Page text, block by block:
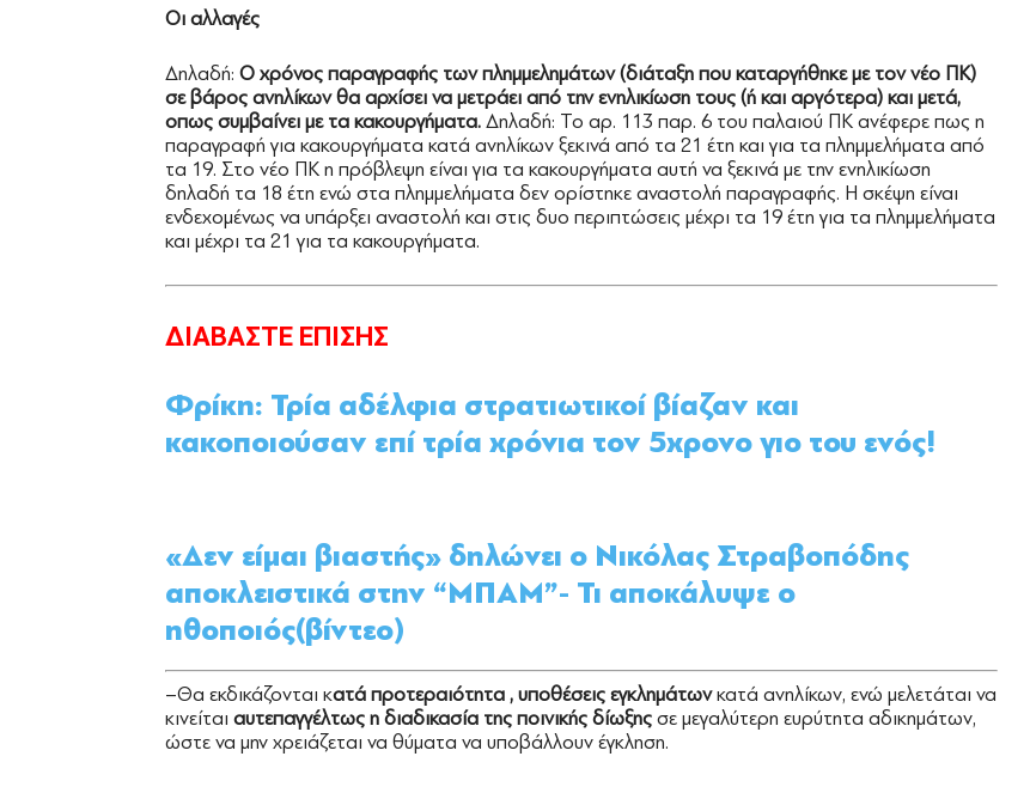
Οι αλλαγές
Δηλαδή: Ο χρόνος παραγραφής των πλημμελημάτων (διάταξη που καταργήθηκε με τον νέο ΠΚ)
σε βάρος ανηλίκων θα αρχίσει να μετράει από την ενηλικίωση τους (ή και αργότερα) και μετά,
οπως συμβαίνει με τα κακουργήματα. Δηλαδή: Το αρ. 113 παρ. 6 του παλαιού ΠΚ ανέφερε πως η
παραγραφή για κακουργήματα κατά ανηλίκων ξεκινά από τα 21 έτη και για τα πλημμελήματα από
τα 19. Στο νέο ΠΚ η πρόβλεψη είναι για τα κακουργήματα αυτή να ξεκινά με την ενηλικίωση
δηλαδή τα 18 έτη ενώ στα πλημμελήματα δεν ορίστηκε αναστολή παραγραφής. Η σκέψη είναι
ενδεχομένως να υπάρξει αναστολή και στις δυο περιπτώσεις μέχρι τα 19 έτη για τα πλημμελήματα
και μέχρι τα 21 για τα κακουργήματα.
ΔΙΑΒΑΣΤΕ ΕΠΙΣΗΣ
Φρίκη: Τρία αδέλφια στρατιωτικοί βίαζαν και
κακοποιούσαν επί τρία χρόνια τον 5χρονο γιο του ενός!
«Δεν είμαι βιαστής» δηλώνει ο Νικόλας Στραβοπόδης
αποκλειστικά στην “ΜΠΑΜ”- Τι αποκάλυψε ο
ηθοποιός(βίντεο)
–Θα εκδικάζονται κατά προτεραιότητα , υποθέσεις εγκλημάτωνκατά ανηλίκων, ενώ μελετάται να
κινείται αυτεπαγγέλτως η διαδικασία της ποινικής δίωξης σε μεγαλύτερη ευρύτητα αδικημάτων,
ώστε να μην χρειάζεται να θύματα να υποβάλλουν έγκληση.